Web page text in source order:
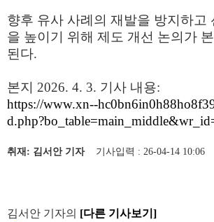
향후 유사 사례의 재발을 방지하고
을 높이기 위해 제도 개선 논의가
된다.
본지 2026. 4. 3. 기사 내용:
https://www.xn--
취재: 김서안 기자기사입력 : 26-04-14 10:06
김서안 기자의 [다른 기사보기]